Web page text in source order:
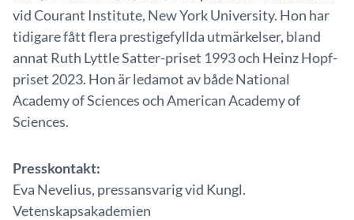
vid Courant Institute, New York University. Hon har
tidigare fått flera prestigefyllda utmärkelser, bland
annat Ruth Lyttle Satter-priset 1993 och Heinz Hopf-
priset 2023. Hon är ledamot av både National
Academy of Sciences och American Academy of
Sciences.
Presskontakt:
Eva Nevelius, pressansvarig vid Kungl.
Vetenskapsakademien